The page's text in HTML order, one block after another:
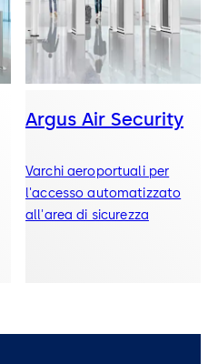
Argus Air Security
Varchi aeroportuali per
l'accesso automatizzato
all'area di sicurezza